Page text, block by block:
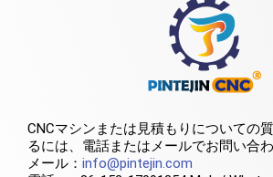
CNCマシンまたは見積もりについての
るには、電話またはメールでお問い合わ
メール： info@pintejin.com